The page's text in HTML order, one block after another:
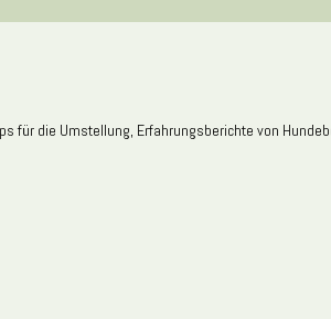
die Umstellung, Erfahrungsberichte von